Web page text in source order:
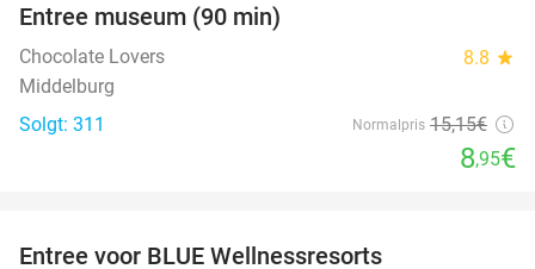
Entree museum (90 min)
Chocolate Lovers 8.8 star
Middelburg
Solgt: 311
Normalpris 15,15€
8,95€
Entree voor BLUE Wellnessresorts